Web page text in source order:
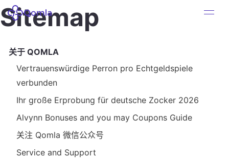
Sitemap
关于 QOMLA
Vertrauenswürdige Perron pro Echtgeldspiele
verbunden
Ihr große Erprobung für deutsche Zocker 2026
Alvynn Bonuses and you may Coupons Guide
关注 Qomla 微信公众号
Service and Support